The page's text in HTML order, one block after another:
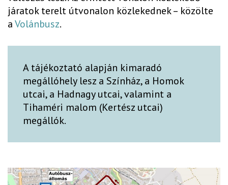
járatok terelt útvonalon közlekednek – közölte
aVolánbusz.
A tájékoztató alapján kimaradó
megállóhely lesz a Színház, a Homok
utcai, a Hadnagy utcai, valamint a
Tihaméri malom (Kertész utcai)
megállók.